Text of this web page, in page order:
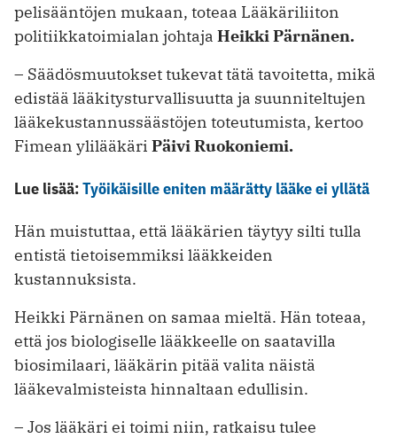
pelisääntöjen mukaan, toteaa Lääkäriliiton
politiikkatoimialan johtaja Heikki Pärnänen.
– Säädösmuutokset tukevat tätä tavoitetta, mikä
edistää lääkitysturvallisuutta ja suunniteltujen
lääkekustannussäästöjen toteutumista, kertoo
Fimean ylilääkäri Päivi Ruokoniemi.
Lue lisää:Työikäisille eniten määrätty lääke ei yllätä
Hän muistuttaa, että lääkärien täytyy silti tulla
entistä tietoisemmiksi lääkkeiden
kustannuksista.
Heikki Pärnänen on samaa mieltä. Hän toteaa,
että jos biologiselle lääkkeelle on saatavilla
biosimilaari, lääkärin pitää valita näistä
lääkevalmisteista hinnaltaan edullisin.
– Jos lääkäri ei toimi niin, ratkaisu tulee